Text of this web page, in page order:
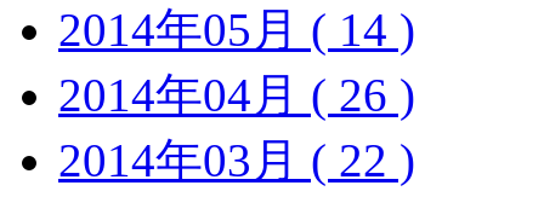
2014年05月 ( 14 )
2014年04月 ( 26 )
2014年03月 ( 22 )